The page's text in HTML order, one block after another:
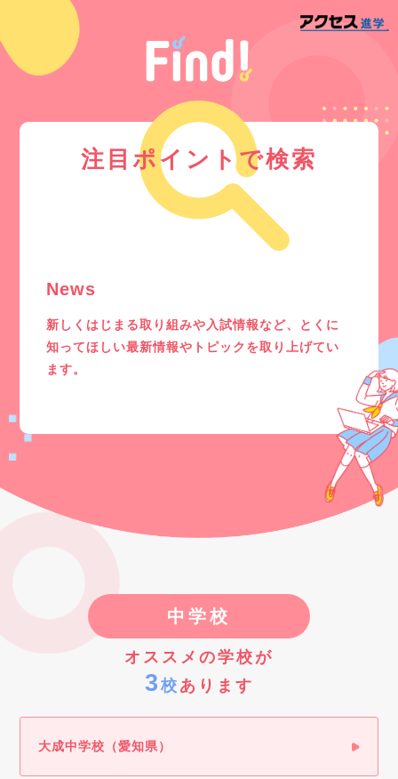
注目ポイントで検索
News
新しくはじまる取り組みや入試情報など、とくに
知ってほしい最新情報やトピックを取り上げてい
ます。
中学校
オススメの学校が
3 校 あります
大成中学校（愛知県）